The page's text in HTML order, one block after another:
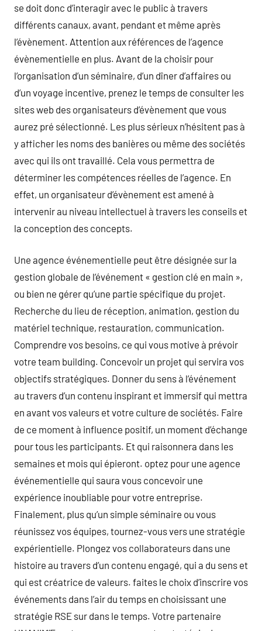
se doit donc d’interagir avec le public à travers
différents canaux, avant, pendant et même après
l’évènement. Attention aux références de l’agence
évènementielle en plus. Avant de la choisir pour
l’organisation d’un séminaire, d’un dîner d’affaires ou
d’un voyage incentive, prenez le temps de consulter les
sites web des organisateurs d’évènement que vous
aurez pré sélectionné. Les plus sérieux n’hésitent pas à
y afficher les noms des banières ou même des sociétés
avec qui ils ont travaillé. Cela vous permettra de
déterminer les compétences réelles de l’agence. En
effet, un organisateur d’évènement est amené à
intervenir au niveau intellectuel à travers les conseils et
la conception des concepts.
Une agence événementielle peut être désignée sur la
gestion globale de l’événement « gestion clé en main »,
ou bien ne gérer qu’une partie spécifique du projet.
Recherche du lieu de réception, animation, gestion du
matériel technique, restauration, communication.
Comprendre vos besoins, ce qui vous motive à prévoir
votre team building. Concevoir un projet qui servira vos
objectifs stratégiques. Donner du sens à l’événement
au travers d’un contenu inspirant et immersif qui mettra
en avant vos valeurs et votre culture de sociétés. Faire
de ce moment à influence positif, un moment d’échange
pour tous les participants. Et qui raisonnera dans les
semaines et mois qui épieront. optez pour une agence
événementielle qui saura vous concevoir une
expérience inoubliable pour votre entreprise.
Finalement, plus qu’un simple séminaire ou vous
réunissez vos équipes, tournez-vous vers une stratégie
expérientielle. Plongez vos collaborateurs dans une
histoire au travers d’un contenu engagé, qui a du sens et
qui est créatrice de valeurs. faites le choix d’inscrire vos
événements dans l’air du temps en choisissant une
stratégie RSE sur dans le temps. Votre partenaire